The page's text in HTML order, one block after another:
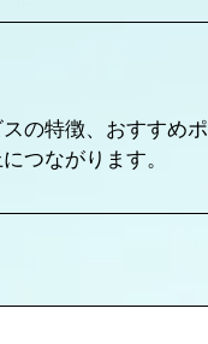
の特徴、おすすめポ
つながります。